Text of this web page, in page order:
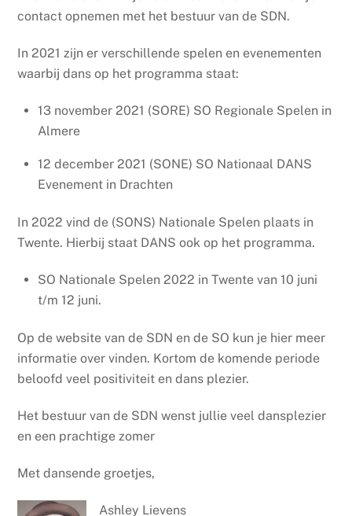
contact opnemen met het bestuur van de SDN.
In 2021 zijn er verschillende spelen en evenementen
waarbij dans op het programma staat:
13 november 2021 (SORE) SO Regionale Spelen in
Almere
12 december 2021 (SONE) SO Nationaal DANS
Evenement in Drachten
In 2022 vind de (SONS) Nationale Spelen plaats in
Twente. Hierbij staat DANS ook op het programma.
SO Nationale Spelen 2022 in Twente van 10 juni
t/m 12 juni.
Op de website van de SDN en de SO kun je hier meer
informatie over vinden. Kortom de komende periode
beloofd veel positiviteit en dans plezier.
Het bestuur van de SDN wenst jullie veel dansplezier
en een prachtige zomer
Met dansende groetjes,
Ashley Lievens